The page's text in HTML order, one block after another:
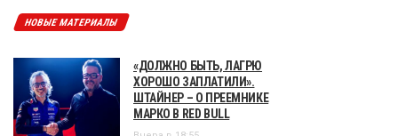
НОВЫЕ МАТЕРИАЛЫ
«ДОЛЖНО БЫТЬ, ЛАГРЮ
ХОРОШО ЗАПЛАТИЛИ».
ШТАЙНЕР – О ПРЕЕМНИКЕ
МАРКО В RED BULL